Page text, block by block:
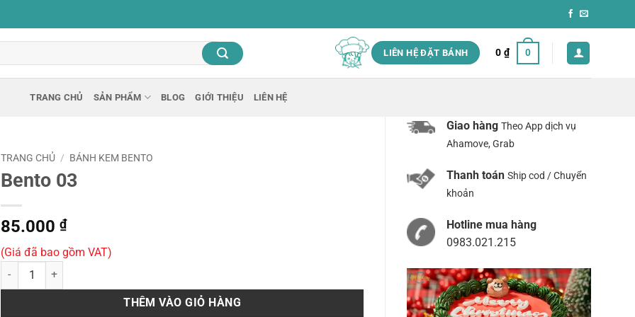
LIÊN HỆ ĐẶT BÁNH 0 ₫ 0
TRANG CHỦ SẢN PHẨM BLOG GIỚI THIỆU LIÊN HỆ
Giao hàng Theo App dịch vụ
Ahamove, Grab
Thanh toán Ship cod / Chuyển
khoản
Hotline mua hàng
0983.021.215
TRANG CHỦ / BÁNH KEM BENTO
Bento 03
85.000₫
(Giá đã bao gồm VAT)
Bento 03 số lượng
THÊM VÀO GIỎ HÀNG